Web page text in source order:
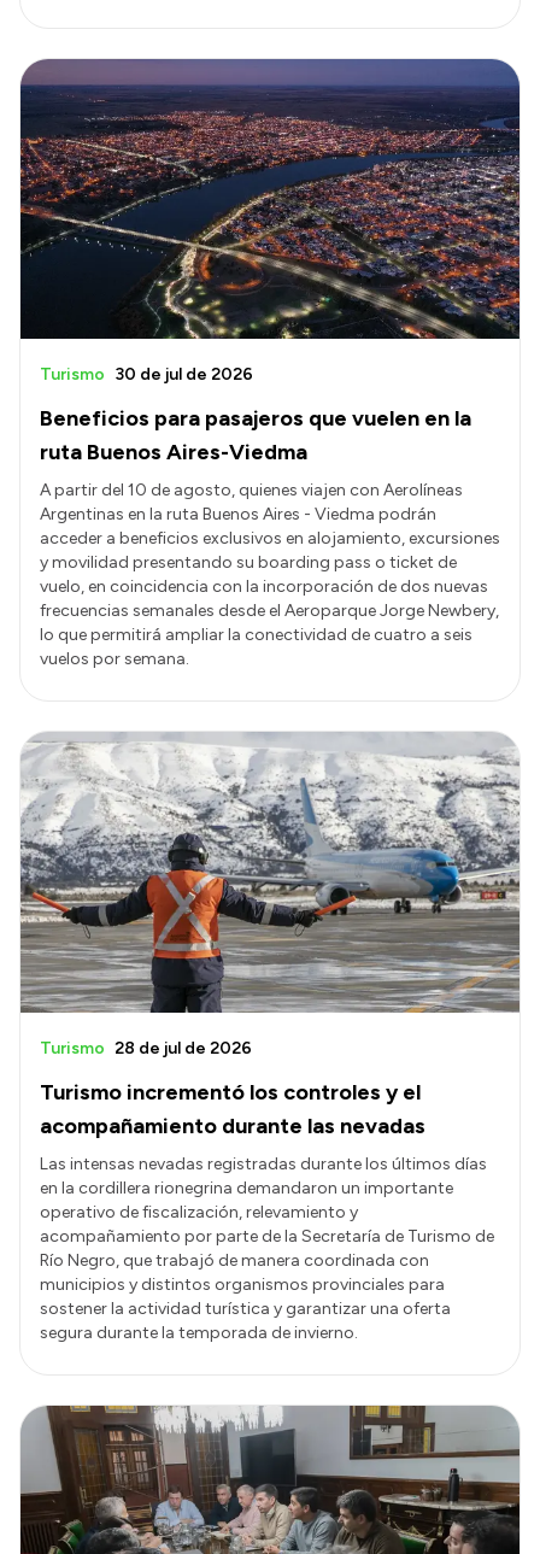
Beneficios para pasajeros que vuelen en la
ruta Buenos Aires-Viedma
Turismo 30 de jul de 2026
A partir del 10 de agosto, quienes viajen con Aerolíneas
Argentinas en la ruta Buenos Aires - Viedma podrán
acceder a beneficios exclusivos en alojamiento, excursiones
y movilidad presentando su boarding pass o ticket de
vuelo, en coincidencia con la incorporación de dos nuevas
frecuencias semanales desde el Aeroparque Jorge Newbery,
lo que permitirá ampliar la conectividad de cuatro a seis
vuelos por semana.
Turismo incrementó los controles y el
acompañamiento durante las nevadas
Turismo 28 de jul de 2026
Las intensas nevadas registradas durante los últimos días
en la cordillera rionegrina demandaron un importante
operativo de fiscalización, relevamiento y
acompañamiento por parte de la Secretaría de Turismo de
Río Negro, que trabajó de manera coordinada con
municipios y distintos organismos provinciales para
sostener la actividad turística y garantizar una oferta
segura durante la temporada de invierno.